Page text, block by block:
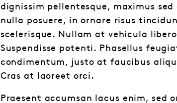
dignissim pellentesque, maximus
nulla posuere, in ornare risus
scelerisque. Nullam at vehicula
Suspendisse potenti. Phasellus
condimentum, justo at faucibus
Cras at laoreet orci.
Praesent accumsan lacus enim, sed